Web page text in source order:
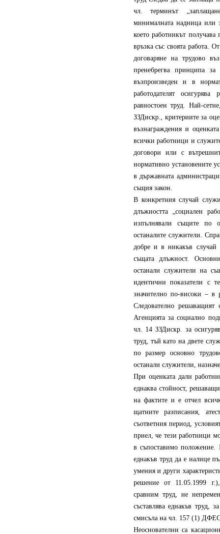
чл. терминът
минималната надница или
което работникът
връзка със своята работа.
договаряне на трудово
пренебрегва принципа
възпроизведен и в
работодателят
равностоен труд. Най-
ЗЗДискр., критериите за
възнаграждения и
всички работници и
договори или с
нормативно установените
в държавната
същия закон.
В конкретния случай
длъжността „социален
изпълнявали същите по
останалите служители.
добре и в никакъв
същата длъжност.
останали служители на
идентични показатели
значително по-високи – в
Следователно решаващият
Агенцията за социално
чл. 14 ЗЗДискр. за
труд, тъй като на двете
по размер основно
останали служители,
При оценката дали
еднаква стойност,
на фактите и е отчел
щатните разписания,
съответния период,
приел, че тези работници
в съпоставимо положение.
еднакъв труд да е налице
умения и други
решение от 11.05.1999
сравним труд, не
съставлява еднакъв труд,
смисъла на чл. 157 (1)
Неоснователни са